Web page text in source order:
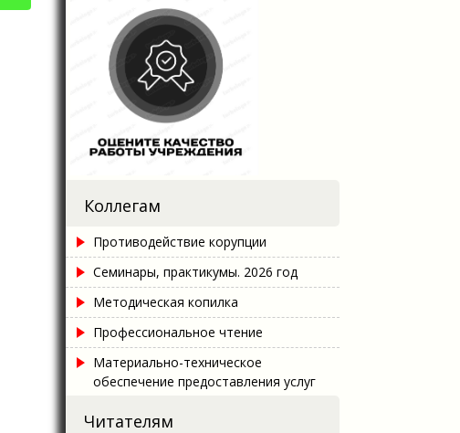
Коллегам
Противодействие корупции
Семинары, практикумы. 2026 год
Методическая копилка
Профессиональное чтение
Материально-техническое
обеспечение предоставления услуг
Читателям